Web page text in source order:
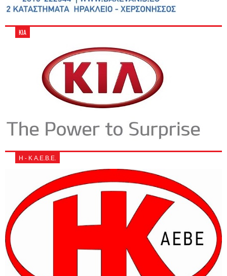
KIA
Η - Κ Α.Ε.Β.Ε.